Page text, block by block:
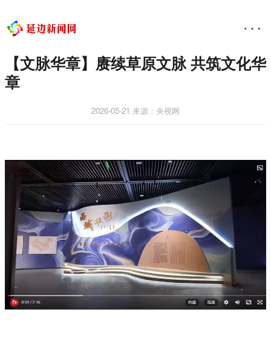
【文脉华章】赓续草原文脉 共筑文化华
章
2026-05-21 来源：央视网